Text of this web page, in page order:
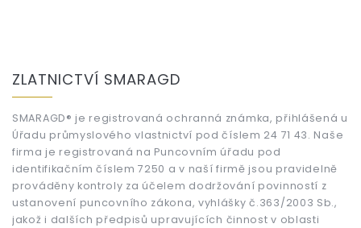
ZLATNICTVÍ SMARAGD
SMARAGD® je registrovaná ochranná známka, přihlášená u
Úřadu průmyslového vlastnictví pod číslem 24 71 43. Naše
firma je registrovaná na Puncovním úřadu pod
identifikačním číslem 7250 a v naší firmě jsou pravidelně
prováděny kontroly za účelem dodržování povinností z
ustanovení puncovního zákona, vyhlášky č.363/2003 Sb.,
jakož i dalších předpisů upravujících činnost v oblasti